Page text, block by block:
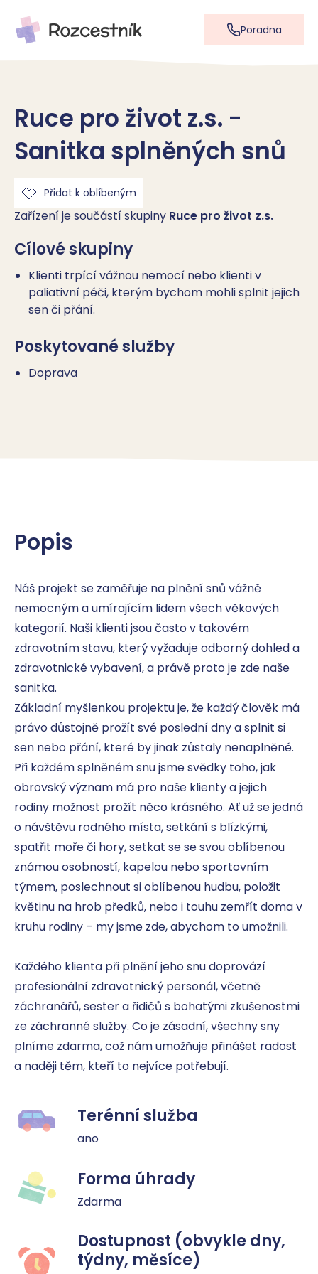
Poradna
Ruce pro život z.s. -
Sanitka splněných snů
Přidat k oblíbeným
Zařízení je součástí skupiny Ruce pro život z.s.
Cílové skupiny
Klienti trpící vážnou nemocí nebo klienti v
paliativní péči, kterým bychom mohli splnit jejich
sen či přání.
Poskytované služby
Doprava
Popis
Náš projekt se zaměřuje na plnění snů vážně
nemocným a umírajícím lidem všech věkových
kategorií. Naši klienti jsou často v takovém
zdravotním stavu, který vyžaduje odborný dohled a
zdravotnické vybavení, a právě proto je zde naše
sanitka.
Základní myšlenkou projektu je, že každý člověk má
právo důstojně prožít své poslední dny a splnit si
sen nebo přání, které by jinak zůstaly nenaplněné.
Při každém splněném snu jsme svědky toho, jak
obrovský význam má pro naše klienty a jejich
rodiny možnost prožít něco krásného. Ať už se jedná
o návštěvu rodného místa, setkání s blízkými,
spatřit moře či hory, setkat se se svou oblíbenou
známou osobností, kapelou nebo sportovním
týmem, poslechnout si oblíbenou hudbu, položit
květinu na hrob předků, nebo i touhu zemřít doma v
kruhu rodiny – my jsme zde, abychom to umožnili.
Každého klienta při plnění jeho snu doprovází
profesionální zdravotnický personál, včetně
záchranářů, sester a řidičů s bohatými zkušenostmi
ze záchranné služby. Co je zásadní, všechny sny
plníme zdarma, což nám umožňuje přinášet radost
a naději těm, kteří to nejvíce potřebují.
Terénní služba
ano
Forma úhrady
Zdarma
Dostupnost (obvykle dny,
týdny, měsíce)